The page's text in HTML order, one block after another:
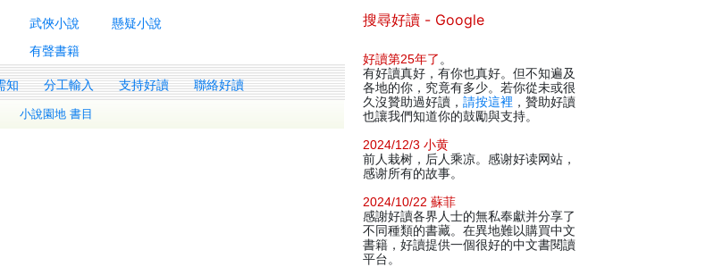
武俠小說
懸疑小說
有聲書籍
知 分工輸入 支持好讀 聯絡好讀
小說園地 書目
搜尋好讀 - Google
好讀第25年了 。
有好讀真好，有你也真好。但不知遍及
各地的你，究竟有多少。若你從未或很
久沒贊助過好讀， 請按這裡 ，贊助好讀
也讓我們知道你的鼓勵與支持。
2024/12/3 小黄
前人栽树，后人乘凉。感谢好读网站，
感谢所有的故事。
2024/10/22 蘇菲
感謝好讀各界人士的無私奉獻并分享了
不同種類的書藏。在異地難以購買中文
書籍，好讀提供一個很好的中文書閱讀
平台。